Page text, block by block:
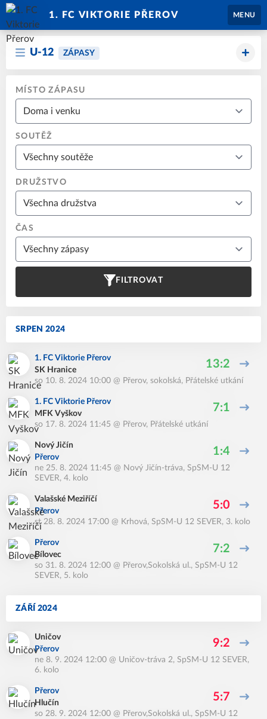
1. FC VIKTORIE PŘEROV MENU
U-12 ZÁPASY
MÍSTO ZÁPASU
SOUTĚŽ
DRUŽSTVO
ČAS
FILTROVAT
SRPEN 2024
1. FC Viktorie Přerov
SK Hranice
13:2
so 10. 8. 2024 10:00 @ Přerov, sokolská, Přátelské utkání
1. FC Viktorie Přerov
MFK Vyškov
7:1
so 17. 8. 2024 11:45 @ Přerov, Přátelské utkání
Nový Jičín
Přerov
1:4
ne 25. 8. 2024 11:45 @ Nový Jičín-tráva, SpSM-U 12
SEVER, 4. kolo
Valašské Meziříčí
Přerov
5:0
st 28. 8. 2024 17:00 @ Krhová, SpSM-U 12 SEVER, 3. kolo
Přerov
Bílovec
7:2
so 31. 8. 2024 12:00 @ Přerov,Sokolská ul., SpSM-U 12
SEVER, 5. kolo
ZÁŘÍ 2024
Uničov
Přerov
9:2
ne 8. 9. 2024 12:00 @ Uničov-tráva 2, SpSM-U 12 SEVER,
6. kolo
Přerov
Hlučín
5:7
so 28. 9. 2024 12:00 @ Přerov,Sokolská ul., SpSM-U 12